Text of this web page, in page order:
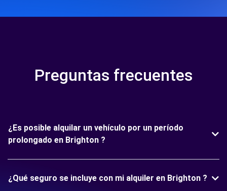
Preguntas frecuentes
¿Es posible alquilar un vehículo por un período
prolongado en Brighton ?
¿Qué seguro se incluye con mi alquiler en Brighton ?